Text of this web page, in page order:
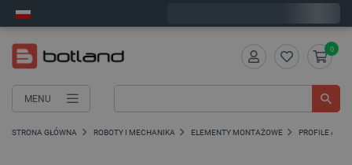
MENU
0
STRONA GŁÓWNA ROBOTY I MECHANIKA ELEMENTY MONTAŻOWE PROFILE